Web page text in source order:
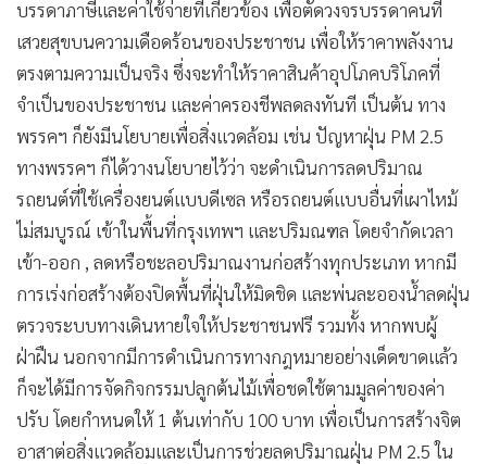
บรรดาภาษีและค่าใช้จ่ายที่เกี่ยวข้อง เพื่อตัดวงจรบรรดาคนที่
เสวยสุขบนความเดือดร้อนของประชาชน เพื่อให้ราคาพลังงาน
ตรงตามความเป็นจริง ซึ่งจะทำให้ราคาสินค้าอุปโภคบริโภคที่
จำเป็นของประชาชน และค่าครองชีพลดลงทันที เป็นต้น ทาง
พรรคฯ ก็ยังมีนโยบายเพื่อสิ่งแวดล้อม เช่น ปัญหาฝุ่น PM 2.5
ทางพรรคฯ ก็ได้วางนโยบายไว้ว่า จะดำเนินการลดปริมาณ
รถยนต์ที่ใช้เครื่องยนต์แบบดีเซล หรือรถยนต์แบบอื่นที่เผาไหม้
ไม่สมบูรณ์ เข้าในพื้นที่กรุงเทพฯ และปริมณฑล โดยจำกัดเวลา
เข้า-ออก , ลดหรือชะลอปริมาณงานก่อสร้างทุกประเภท หากมี
การเร่งก่อสร้างต้องปิดพื้นที่ฝุ่นให้มิดชิด และพ่นละอองน้ำลดฝุ่น
ตรวจระบบทางเดินหายใจให้ประชาชนฟรี รวมทั้ง หากพบผู้
ฝ่าฝืน นอกจากมีการดำเนินการทางกฎหมายอย่างเด็ดขาดแล้ว
ก็จะได้มีการจัดกิจกรรมปลูกต้นไม้เพื่อชดใช้ตามมูลค่าของค่า
ปรับ โดยกำหนดให้ 1 ต้นเท่ากับ 100 บาท เพื่อเป็นการสร้างจิต
อาสาต่อสิ่งแวดล้อมและเป็นการช่วยลดปริมาณฝุ่น PM 2.5 ใน